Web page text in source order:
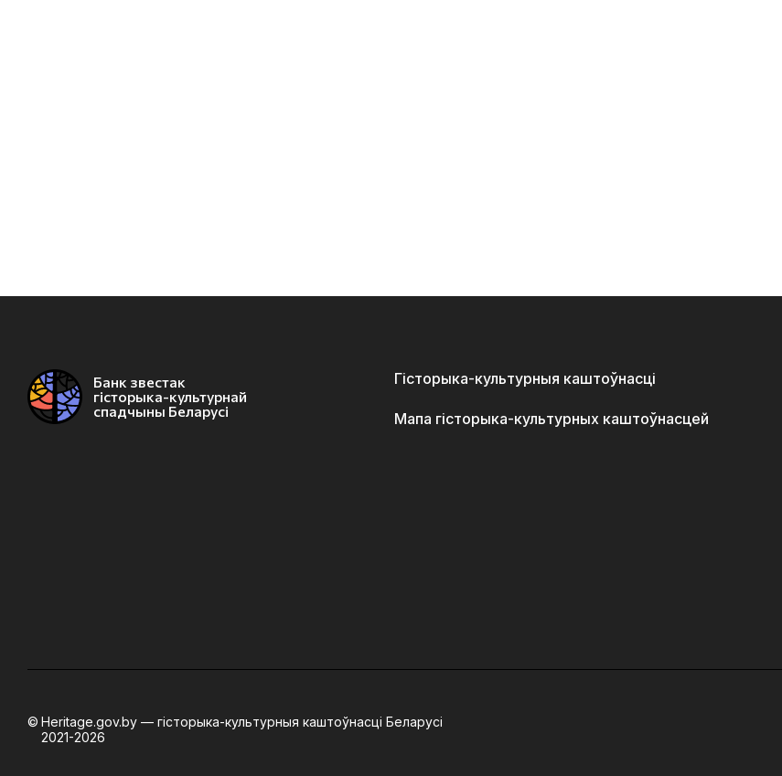
Банк звестак
гісторыка-культурнай
спадчыны Беларусі
Гісторыка-культурныя каштоўнасці
Мапа гісторыка-культурных каштоўнасцей
Heritage.gov.by — гісторыка-культурныя каштоўнасці Беларусі
2021-2026